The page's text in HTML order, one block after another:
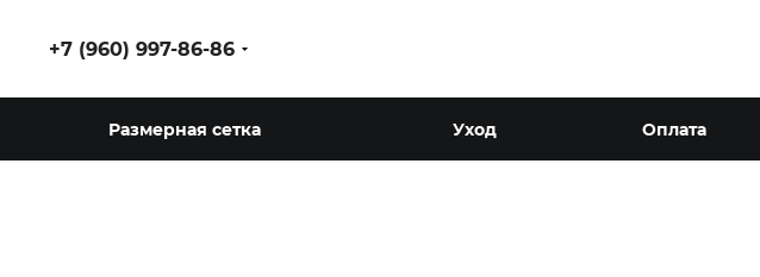
+7 (960) 997-86-86
Размерная сетка Уход Оплата